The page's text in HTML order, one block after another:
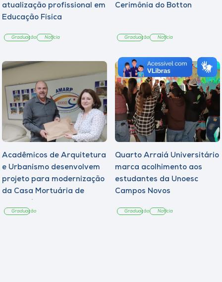
atualização profissional em
Educação Física
Graduação Notícia
Cerimônia do Botton
Graduação Notícia
Acadêmicos de Arquitetura
e Urbanismo desenvolvem
projeto para modernização
da Casa Mortuária de
Graduação
Quarto Arraiá Universitário
marca acolhimento aos
estudantes da Unoesc
Campos Novos
Graduação Notícia